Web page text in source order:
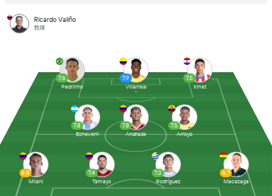
Ricardo Valiño
教練
6.8
Milani
7.8
Echeverri
7.6
Pedrinho
7.4
Tamayo
7.9
Villarreal
7.8
Andrade
7.5
Kmet
6.7
Macazaga
7.5
Arroyo
7.3
Rodríguez